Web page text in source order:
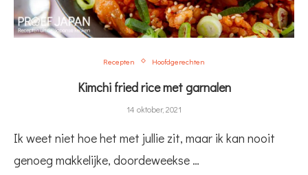
Recepten Hoofdgerechten
Kimchi fried rice met garnalen
14 oktober, 2021
Ik weet niet hoe het met jullie zit, maar ik kan nooit
genoeg makkelijke, doordeweekse …